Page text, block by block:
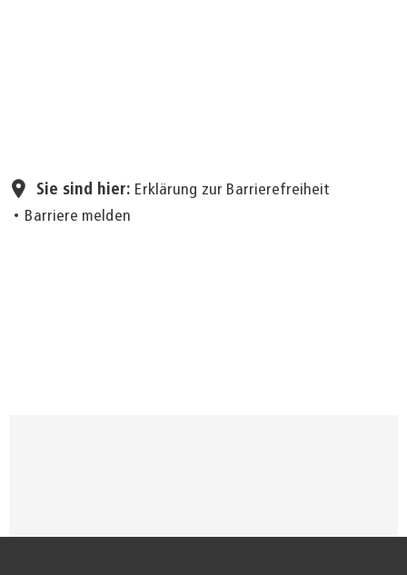
Sie sind hier: Erklärung zur Barrierefreiheit
Barriere melden